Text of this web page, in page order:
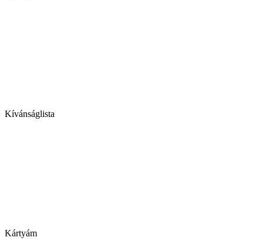
Kívánságlista
Kártyám